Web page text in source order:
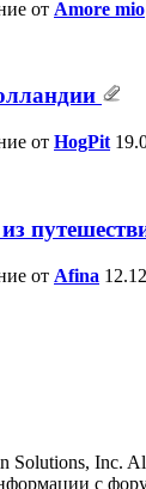
от Amore mio
от HogPit
от Afina
Inc.
с